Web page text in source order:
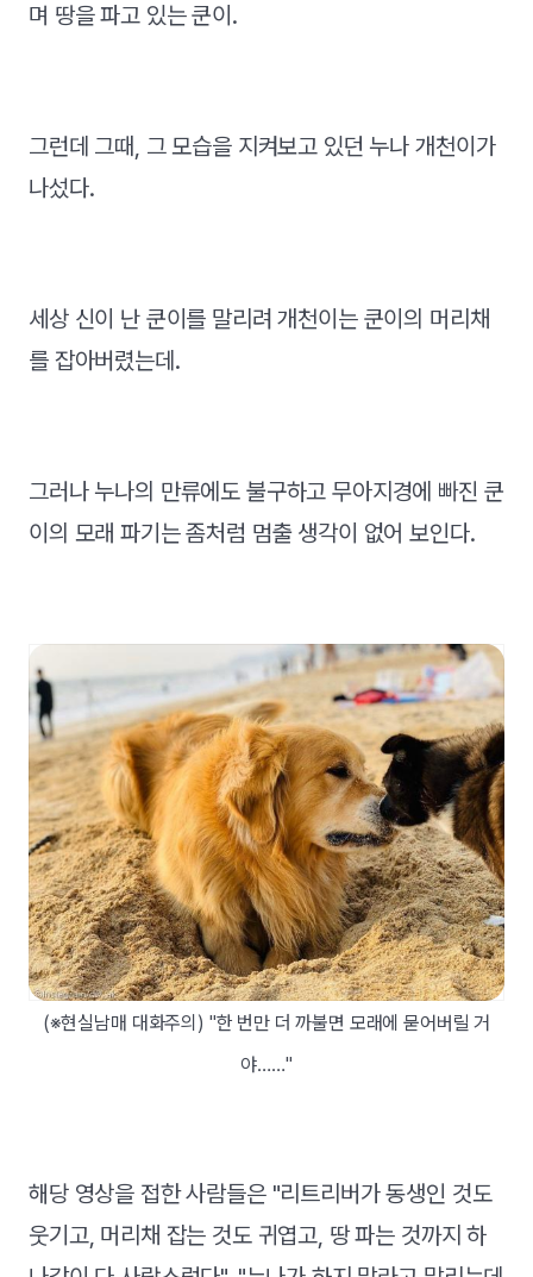
며 땅을 파고 있는 쿤이.
그런데 그때, 그 모습을 지켜보고 있던 누나 개천이가
나섰다.
세상 신이 난 쿤이를 말리려 개천이는 쿤이의 머리채
를 잡아버렸는데.
그러나 누나의 만류에도 불구하고 무아지경에 빠진 쿤
이의 모래 파기는 좀처럼 멈출 생각이 없어 보인다.
(※현실남매 대화주의) "한 번만 더 까불면 모래에 묻어버릴 거
야……"
해당 영상을 접한 사람들은 "리트리버가 동생인 것도
웃기고, 머리채 잡는 것도 귀엽고, 땅 파는 것까지 하